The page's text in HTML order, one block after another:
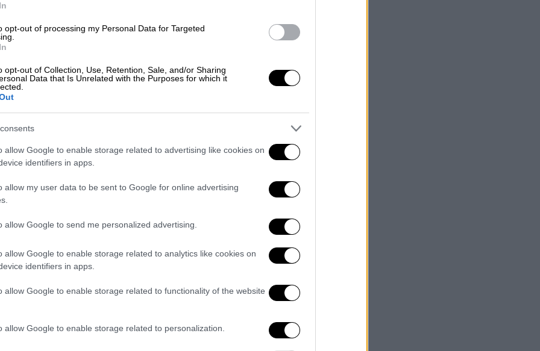
opt-out of processing my Personal Data for Targeted
opt-out of Collection, Use, Retention, Sale, and/or Sharing
Data that Is Unrelated with the Purposes for which it
allow Google to enable storage related to advertising like cookies on
identifiers in apps.
allow my user data to be sent to Google for online advertising
allow Google to send me personalized advertising.
allow Google to enable storage related to analytics like cookies on
identifiers in apps.
allow Google to enable storage related to functionality of the website
allow Google to enable storage related to personalization.
σχεδιασμένα για να παρακάμπτουν τους
η εκπρόσωπος της Ισπανικής Εθνικής
Τα βαγόνια έπεσαν στο
μιασυμμορίαπροσώπων
χαρτονομίσματα στην Ιταλία, τη Γαλλία,
διακινητές των πλαστών
Βαρκελώνης και στον σταθμό
είχαν στην κατοχή τους
αξίας70.000 ευρώ.